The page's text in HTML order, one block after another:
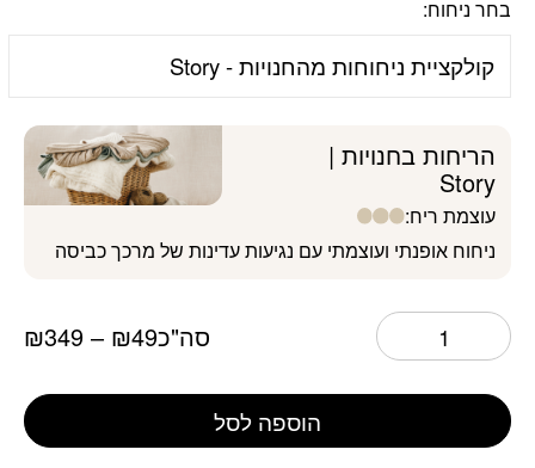
בחר ניחוח:
הריחות בחנויות |
Story
עוצמת ריח:
ניחוח אופנתי ועוצמתי עם נגיעות עדינות של מרכך כביסה
סה"כ ₪49
–
₪349
הוספה לסל